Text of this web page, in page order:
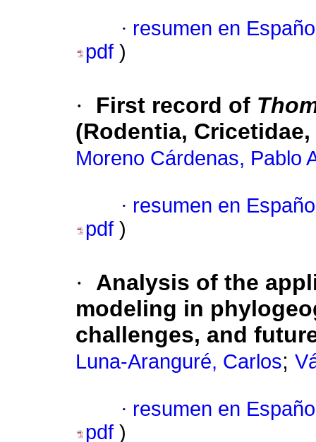
· resumen en
pdf )
· First record of
(Rodentia,
Moreno Cárdenas, Pablo
· resumen en
pdf )
·
Analysis of the
modeling in
challenges, and
Luna-Aranguré, Carlos;
· resumen en
pdf )